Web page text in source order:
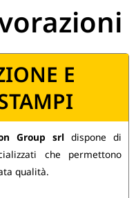
E
Group srl dispone di
che permettono
qualità.